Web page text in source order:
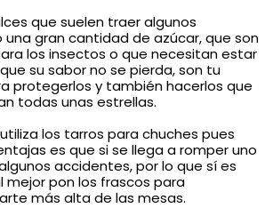
que suelen traer algunos
gran cantidad de azúcar, que son
los insectos o que necesitan estar
su sabor no se pierda, son tu
protegerlos y también hacerlos que
todas unas estrellas.
los tarros para chuches pues
es que si se llega a romper uno
accidentes, por lo que sí es
mejor pon los frascos para
más alta de las mesas.